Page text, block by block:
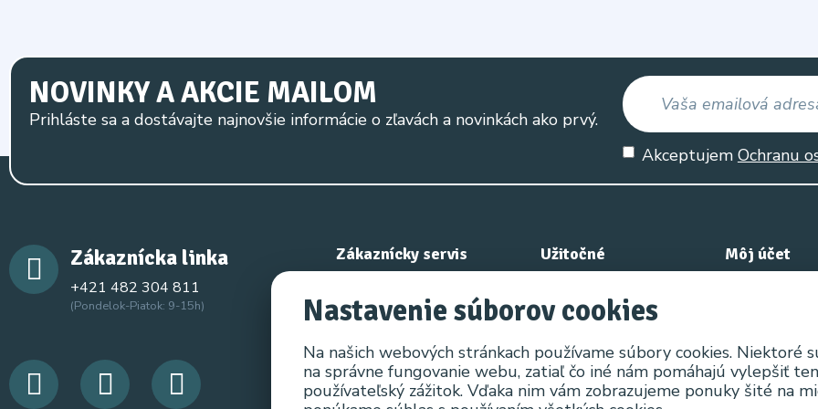
NOVINKY A AKCIE MAILOM
Prihláste sa a dostávajte najnovšie informácie o zľavách a novinkách ako prvý.
Akceptujem Ochranu
Zákaznícka linka
+421 482 304 811
(Pondelok-Piatok: 9-15h)
Zákaznícky servis
Kontaktujte nás
Mapa stránok
Užitočné
Výrobcovia
Akciový tovar
Môj účet
Obľúbené
Novinky
Nastavenie súborov cookies
Na našich webových stránkach používame súbory cookies. Niektoré
na správne fungovanie webu, zatiaľ čo iné nám pomáhajú vylepšiť
používateľský zážitok. Vďaka nim vám zobrazujeme ponuky šité na